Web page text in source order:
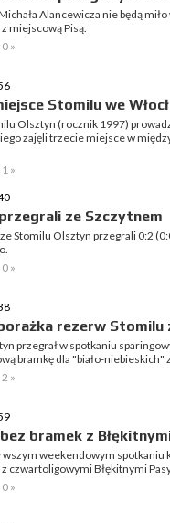
Alancewicza nie będą
miejscową Pisą.
»
Stomilu we
Olsztyn (rocznik 1997)
zajęli trzecie miejsce w
»
ze Szczytnem
Stomilu Olsztyn przegrali 0:2
»
rezerw Stomilu
przegrał w spotkaniu
bramkę dla "biało-niebieskich"
»
bramek z
weekendowym
czwartoligowymi Błękitnymi
»